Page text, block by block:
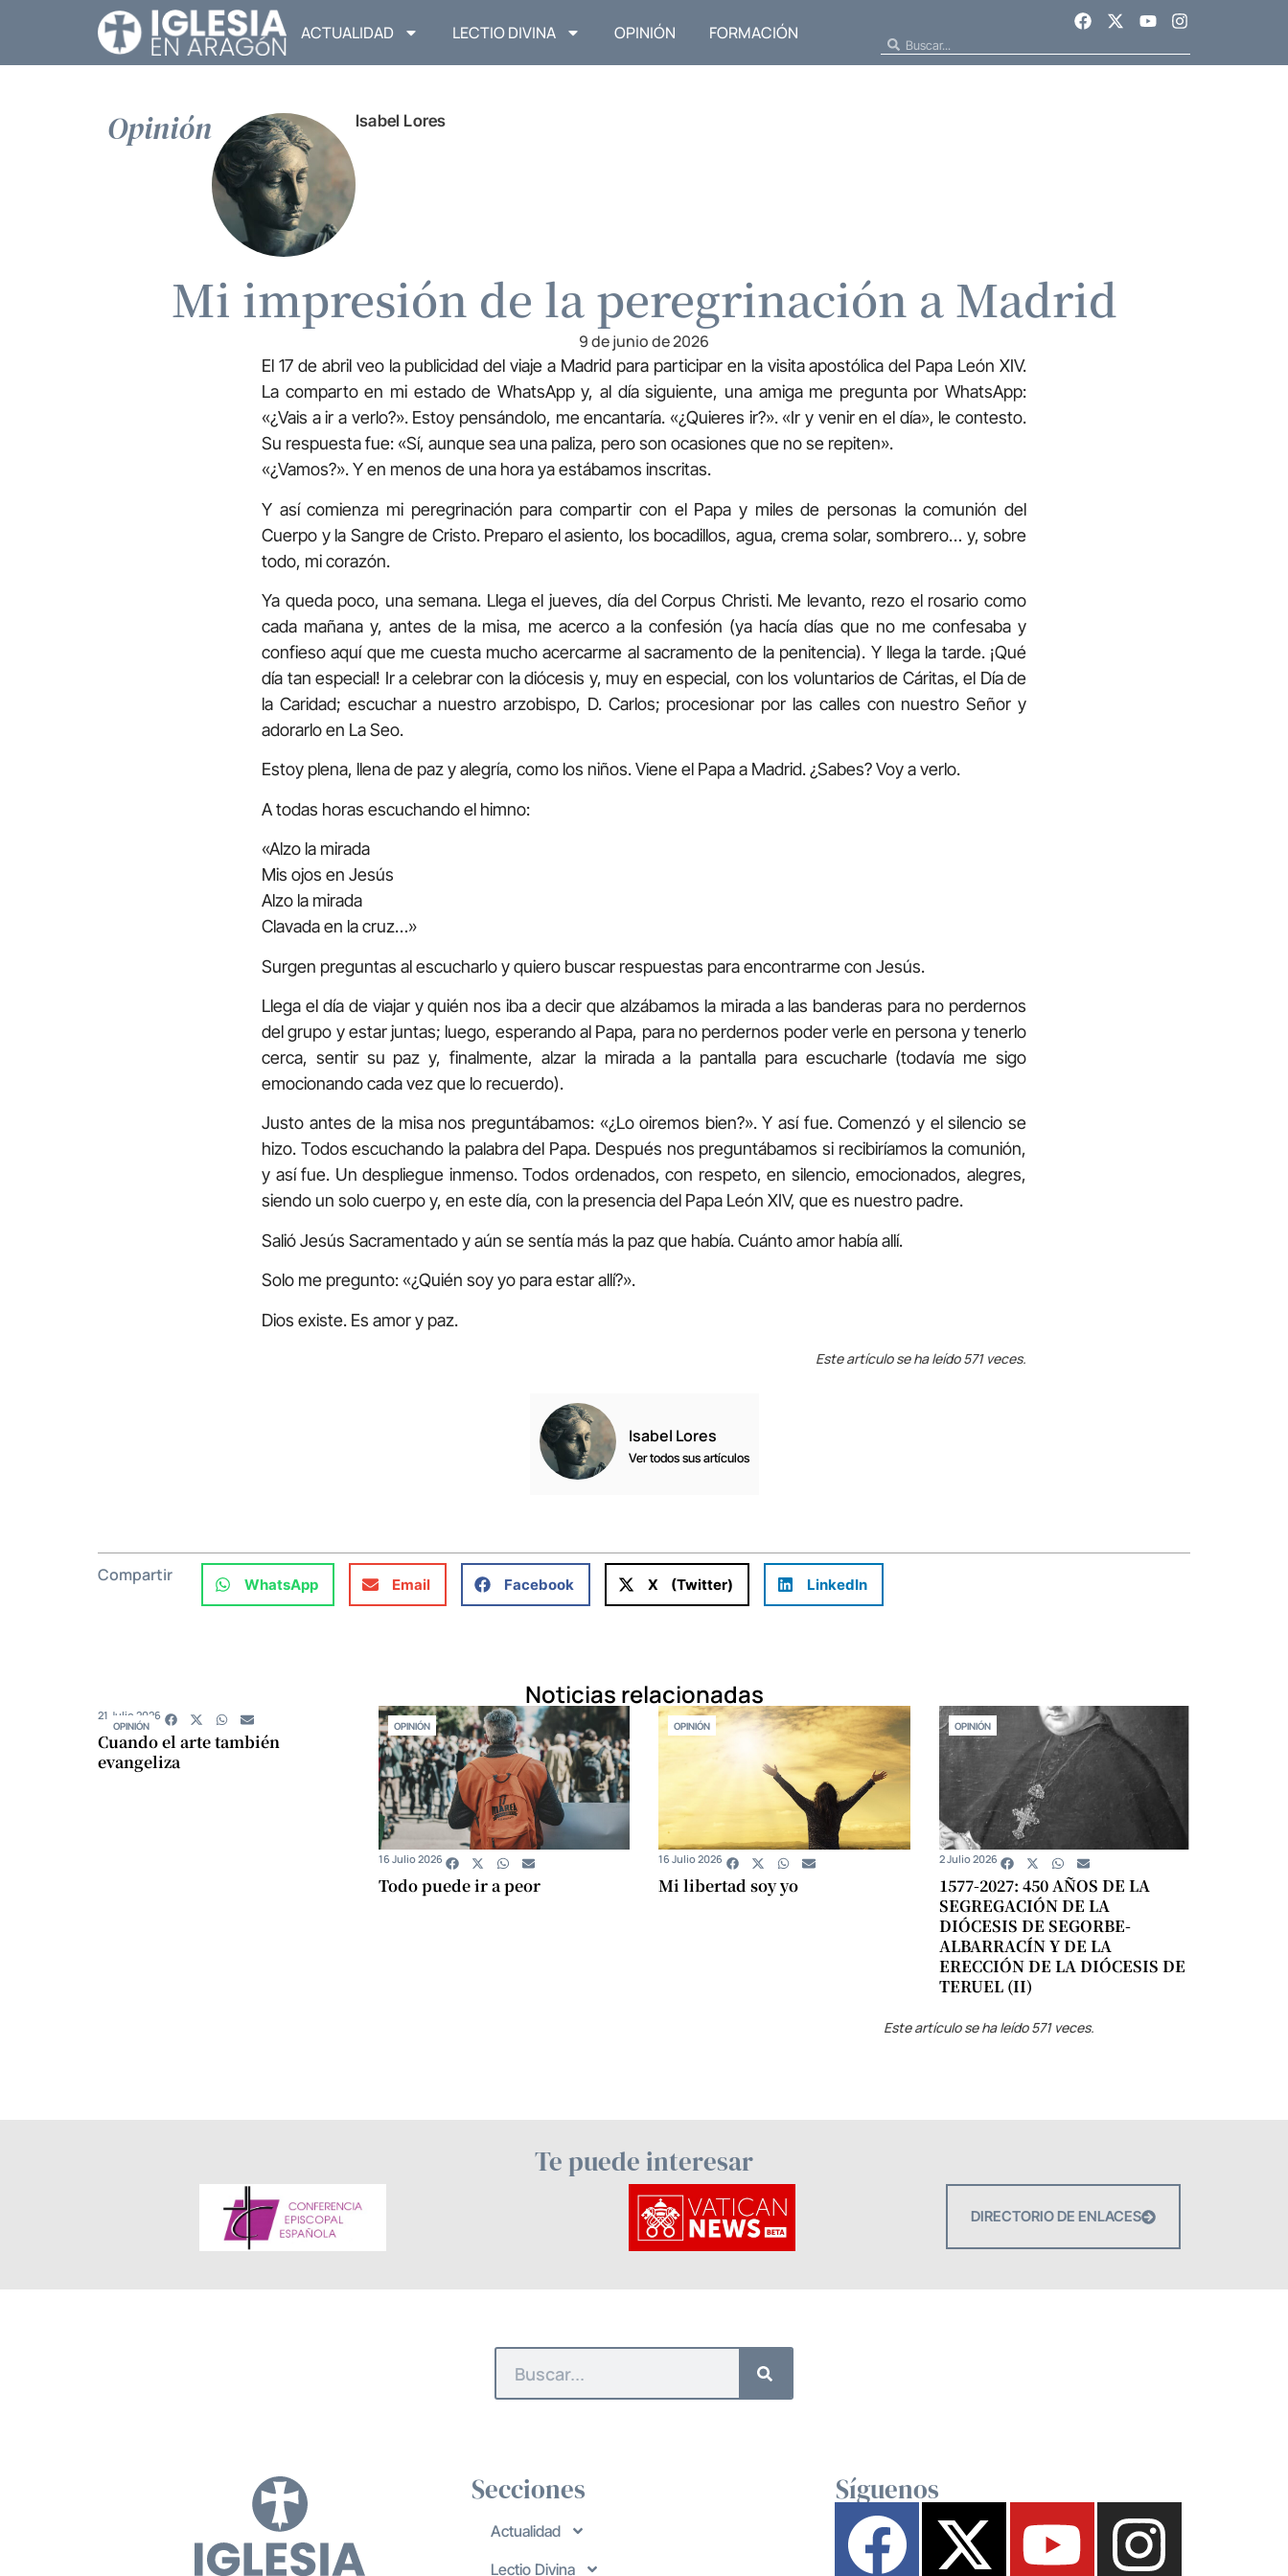
ACTUALIDAD LECTIO DIVINA OPINIÓN FORMACIÓN
Opinión Isabel Lores
Mi impresión de la peregrinación a Madrid
9 de junio de 2026
El 17 de abril veo la publicidad del viaje a Madrid para participar en la visita apostólica del Papa León XIV.
La comparto en mi estado de WhatsApp y, al día siguiente, una amiga me pregunta por WhatsApp:
«¿Vais a ir a verlo?». Estoy pensándolo, me encantaría. «¿Quieres ir?». «Ir y venir en el día», le contesto.
Su respuesta fue: «Sí, aunque sea una paliza, pero son ocasiones que no se repiten».
«¿Vamos?». Y en menos de una hora ya estábamos inscritas.
Y así comienza mi peregrinación para compartir con el Papa y miles de personas la comunión del
Cuerpo y la Sangre de Cristo. Preparo el asiento, los bocadillos, agua, crema solar, sombrero… y, sobre
todo, mi corazón.
Ya queda poco, una semana. Llega el jueves, día del Corpus Christi. Me levanto, rezo el rosario como
cada mañana y, antes de la misa, me acerco a la confesión (ya hacía días que no me confesaba y
confieso aquí que me cuesta mucho acercarme al sacramento de la penitencia). Y llega la tarde. ¡Qué
día tan especial! Ir a celebrar con la diócesis y, muy en especial, con los voluntarios de Cáritas, el Día de
la Caridad; escuchar a nuestro arzobispo, D. Carlos; procesionar por las calles con nuestro Señor y
adorarlo en La Seo.
Estoy plena, llena de paz y alegría, como los niños. Viene el Papa a Madrid. ¿Sabes? Voy a verlo.
A todas horas escuchando el himno:
«Alzo la mirada
Mis ojos en Jesús
Alzo la mirada
Clavada en la cruz…»
Surgen preguntas al escucharlo y quiero buscar respuestas para encontrarme con Jesús.
Llega el día de viajar y quién nos iba a decir que alzábamos la mirada a las banderas para no perdernos
del grupo y estar juntas; luego, esperando al Papa, para no perdernos poder verle en persona y tenerlo
cerca, sentir su paz y, finalmente, alzar la mirada a la pantalla para escucharle (todavía me sigo
emocionando cada vez que lo recuerdo).
Justo antes de la misa nos preguntábamos: «¿Lo oiremos bien?». Y así fue. Comenzó y el silencio se
hizo. Todos escuchando la palabra del Papa. Después nos preguntábamos si recibiríamos la comunión,
y así fue. Un despliegue inmenso. Todos ordenados, con respeto, en silencio, emocionados, alegres,
siendo un solo cuerpo y, en este día, con la presencia del Papa León XIV, que es nuestro padre.
Salió Jesús Sacramentado y aún se sentía más la paz que había. Cuánto amor había allí.
Solo me pregunto: «¿Quién soy yo para estar allí?».
Dios existe. Es amor y paz.
Este artículo se ha leído 571 veces.
Isabel Lores
Ver todos sus artículos
Compartir WhatsApp Email Facebook X (Twitter) LinkedIn
Noticias relacionadas
OPINIÓN
Cuando el arte también
evangeliza
21 Julio 2026
OPINIÓN
Todo puede ir a peor
16 Julio 2026
OPINIÓN
Mi libertad soy yo
16 Julio 2026
OPINIÓN
1577-2027: 450 AÑOS DE LA
SEGREGACIÓN DE LA
DIÓCESIS DE SEGORBE-
ALBARRACÍN Y DE LA
ERECCIÓN DE LA DIÓCESIS DE
TERUEL (II)
2 Julio 2026
Este artículo se ha leído 571 veces.
Te puede interesar
DIRECTORIO DE ENLACES
Secciones
Actualidad
Lectio Divina
Síguenos